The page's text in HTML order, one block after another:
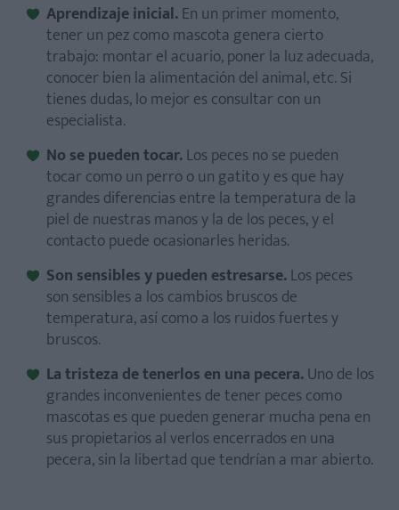
Aprendizaje inicial.En un primer momento,
tener un pez como mascota genera cierto
trabajo: montar el acuario, poner la luz adecuada,
conocer bien la alimentación del animal, etc. Si
tienes dudas, lo mejor es consultar con un
especialista.
No se pueden tocar.Los peces no se pueden
tocar como un perro o un gatito y es que hay
grandes diferencias entre la temperatura de la
piel de nuestras manos y la de los peces, y el
contacto puede ocasionarles heridas.
Son sensibles y pueden estresarse.Los peces
son sensibles a los cambios bruscos de
temperatura, así como a los ruidos fuertes y
bruscos.
La tristeza de tenerlos en una pecera.Uno de los
grandes inconvenientes de tener peces como
mascotas es que pueden generar mucha pena en
sus propietarios al verlos encerrados en una
pecera, sin la libertad que tendrían a mar abierto.